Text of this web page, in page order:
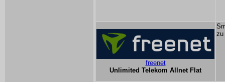
freenet
Unlimited Telekom Allnet Flat
zu